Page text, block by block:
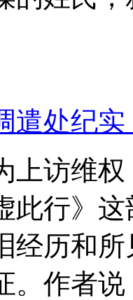
处纪实
上访维
此行》
经历和
。作者